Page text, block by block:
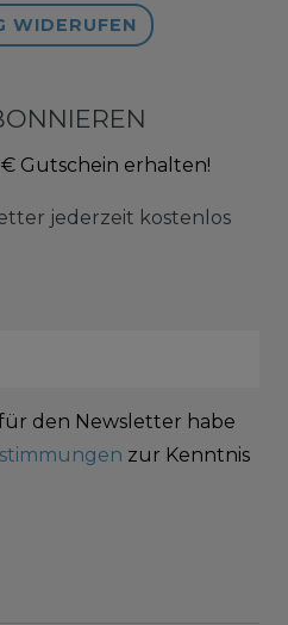
WIDERUFEN
Gutschein erhalten!
jederzeit kostenlos
den Newsletter habe
zur Kenntnis